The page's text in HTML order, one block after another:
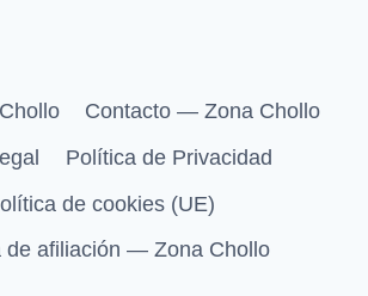
Contacto — Zona Chollo
Política de Privacidad
de cookies (UE)
de afiliación — Zona Chollo